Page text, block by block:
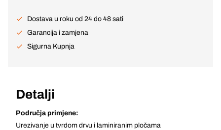
Dostava u roku od 24 do 48 sati
Garancija i zamjena
Sigurna Kupnja
Detalji
Područja primjene:
Urezivanje u tvrdom drvu i laminiranim pločama